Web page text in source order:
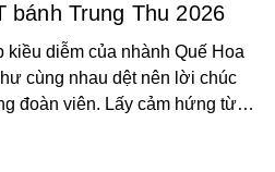
bánh Trung Thu 2026
kiều diễm của nhành Quế Hoa
cùng nhau dệt nên lời chúc
đoàn viên. Lấy cảm hứng từ
truyền thống vào bộ sưu